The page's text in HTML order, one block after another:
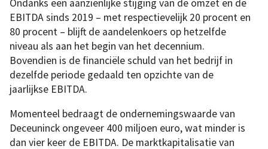
Ondanks een aanzienlijke stijging van de omzet en de
EBITDA sinds 2019 – met respectievelijk 20 procent en
80 procent – blijft de aandelenkoers op hetzelfde
niveau als aan het begin van het decennium.
Bovendien is de financiële schuld van het bedrijf in
dezelfde periode gedaald ten opzichte van de
jaarlijkse EBITDA.
Momenteel bedraagt de ondernemingswaarde van
Deceuninck ongeveer 400 miljoen euro, wat minder is
dan vier keer de EBITDA. De marktkapitalisatie van